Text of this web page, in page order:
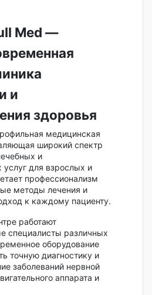
Med —
и
здоровья
медицинская
широкий спектр
и
услуг для взрослых и
профессионализм
методы лечения и
к каждому пациенту.
работают
специалисты различных
оборудование
точную диагностику и
заболеваний нервной
аппарата и